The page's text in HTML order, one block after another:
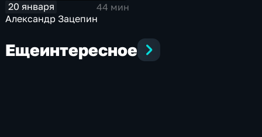
20 января
44 мин
Александр Зацепин
Ещеинтересное